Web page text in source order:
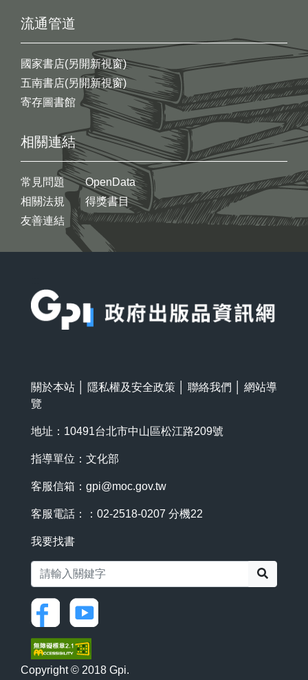
流通管道
國家書店(另開新視窗)
五南書店(另開新視窗)
寄存圖書館
相關連結
常見問題
相關法規
友善連結
OpenData
得獎書目
關於本站 隱私權及安全政策 聯絡我們
網站導
覽
地址：10491台北市中山區松江路209號
指導單位：文化部
客服信箱： gpi@moc.gov.tw
客服電話：：02-2518-0207 分機22
我要找書
Copyright © 2018 Gpi.